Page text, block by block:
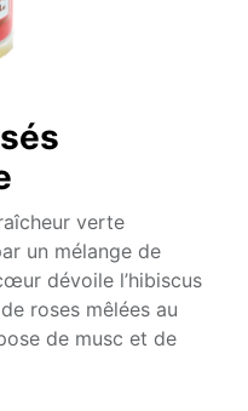
verte
un mélange de
dévoile l’hibiscus
roses mêlées au
de musc et de